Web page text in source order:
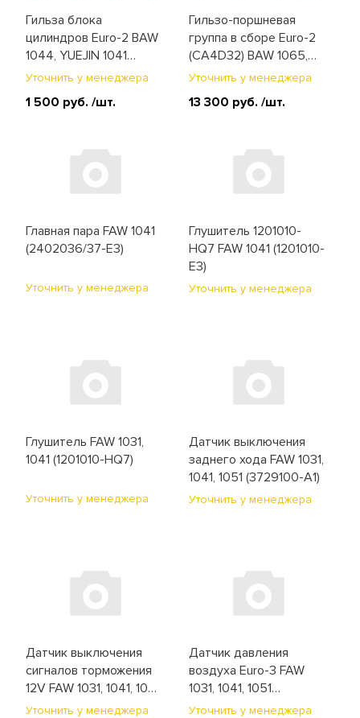
Мосты
Отопитель и стеклоочиститель
Сцепление
Гильза блока
цилиндров Euro-2 BAW
1044, YUEJIN 1041
(4100QBZ-01-011)
Уточнить у менеджера
1 500 руб. /шт.
Гильзо-поршневая
группа в сборе Euro-2
(CA4D32) BAW 1065,
FAW 1031, 1041
Уточнить у менеджера
13 300 руб. /шт.
Главная пара FAW 1041
(2402036/37-E3)
Уточнить у менеджера
Глушитель 1201010-
HQ7 FAW 1041 (1201010-
E3)
Уточнить у менеджера
Глушитель FAW 1031,
1041 (1201010-HQ7)
Уточнить у менеджера
Датчик выключения
заднего хода FAW 1031,
1041, 1051 (3729100-A1)
Уточнить у менеджера
Датчик выключения
сигналов торможения
12V FAW 1031, 1041, 1051
(372001001)
Уточнить у менеджера
Датчик давления
воздуха Euro-3 FAW
1031, 1041, 1051
(3602015-55D)
Уточнить у менеджера